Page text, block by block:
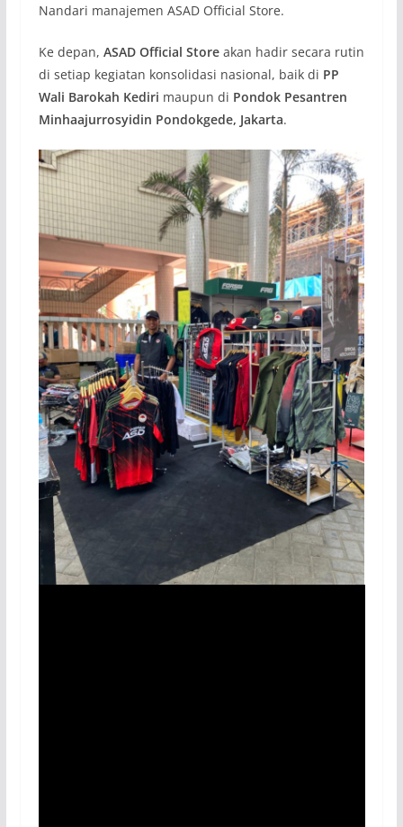
Nandari manajemen ASAD Official Store.
Ke depan, ASAD Official Storeakan hadir secara rutin
di setiap kegiatan konsolidasi nasional, baik di PP
Wali Barokah Kediri maupun di Pondok Pesantren
Minhaajurrosyidin Pondokgede, Jakarta.